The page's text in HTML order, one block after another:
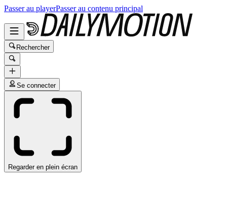
Passer au playerPasser au contenu principal
Rechercher
Se connecter
Regarder en plein écran